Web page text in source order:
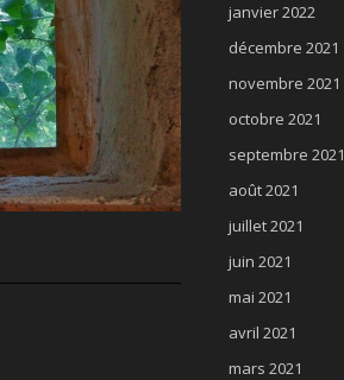
janvier 2022
décembre 2021
novembre 2021
octobre 2021
septembre 2021
août 2021
juillet 2021
juin 2021
mai 2021
avril 2021
mars 2021